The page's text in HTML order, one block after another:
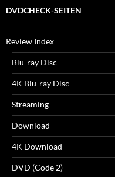
DVDCHECK-SEITEN
Review Index
Blu-ray Disc
4K Blu-ray Disc
Streaming
Download
4K Download
DVD (Code 2)